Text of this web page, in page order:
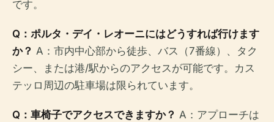
です。
Q：ポルタ・デイ・レオーニにはどうすれば行けます
か？ A：市内中心部から徒歩、バス（7番線）、タク
シー、または港/駅からのアクセスが可能です。カス
テッロ周辺の駐車場は限られています。
Q：車椅子でアクセスできますか？ A：アプローチは